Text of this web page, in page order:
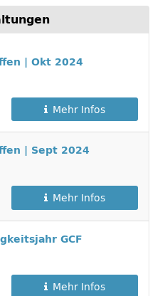
| Okt 2024
Mehr Infos
| Sept 2024
Mehr Infos
GCF
Mehr Infos